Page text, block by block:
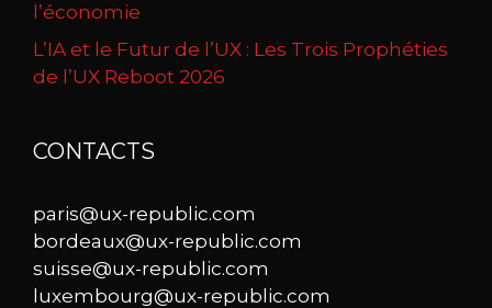
l’économie
L’IA et le Futur de l’UX : Les Trois Prophéties
de l’UX Reboot 2026
CONTACTS
paris@ux-republic.com
bordeaux@ux-republic.com
suisse@ux-republic.com
luxembourg@ux-republic.com